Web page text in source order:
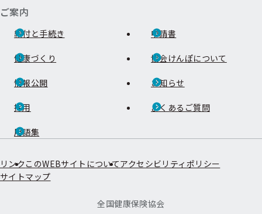
ご案内
給付と手続き 申請書
健康づくり 協会けんぽについて
情報公開 お知らせ
採用 よくあるご質問
用語集
リンク このWEBサイトについてアクセシビリティポリシー
サイトマップ
全国健康保険協会